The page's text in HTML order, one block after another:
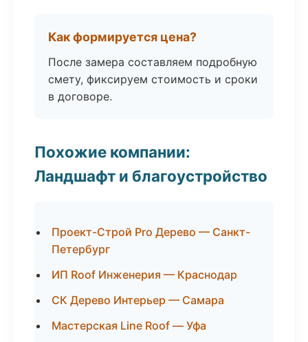
Как формируется цена?
После замера составляем подробную
смету, фиксируем стоимость и сроки
в договоре.
Похожие компании:
Ландшафт и благоустройство
Проект-Строй Pro Дерево — Санкт-
Петербург
ИП Roof Инженерия — Краснодар
СК Дерево Интерьер — Самара
Мастерская Line Roof — Уфа